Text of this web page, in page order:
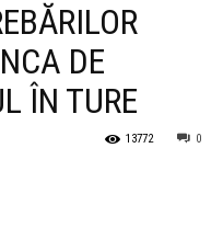
DE
ÎN TURE
0
13772